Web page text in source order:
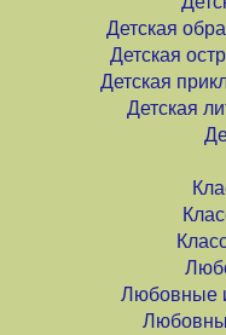
Детская
Детская
Детская
Детская
Любовные